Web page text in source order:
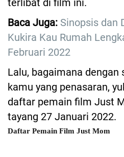
terlibat di film ini.
Baca Juga: Sinopsis dan
Kukira Kau Rumah
Februari 2022
Lalu, bagaimana dengan
kamu yang penasaran,
daftar pemain film Just
tayang 27 Januari 2022.
Daftar Pemain Film Just Mom